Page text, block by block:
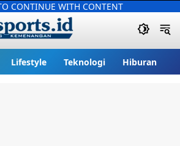
CONTINUE WITH CONTENT
Lifestyle Teknologi Hiburan